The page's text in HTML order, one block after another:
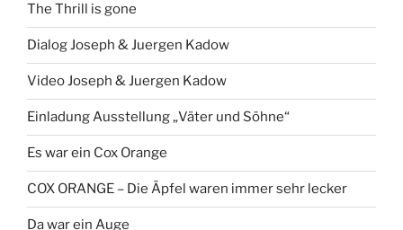
The Thrill is gone
Dialog Joseph & Juergen Kadow
Video Joseph & Juergen Kadow
Einladung Ausstellung „Väter und Söhne“
Es war ein Cox Orange
COX ORANGE – Die Äpfel waren immer sehr lecker
Da war ein Auge